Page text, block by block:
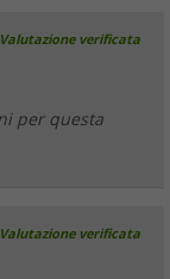
Valutazione verificata
per questa
Valutazione verificata